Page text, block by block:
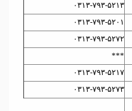
۰۳۱۳-۷۹۳-۵۲۱۳
۰۳۱۳-۷۹۳-۵۲۰۱
۰۳۱۳-۷۹۳-۵۲۷۲
***
۰۳۱۳-۷۹۳-۵۲۱۷
۰۳۱۳-۷۹۳-۵۲۷۳